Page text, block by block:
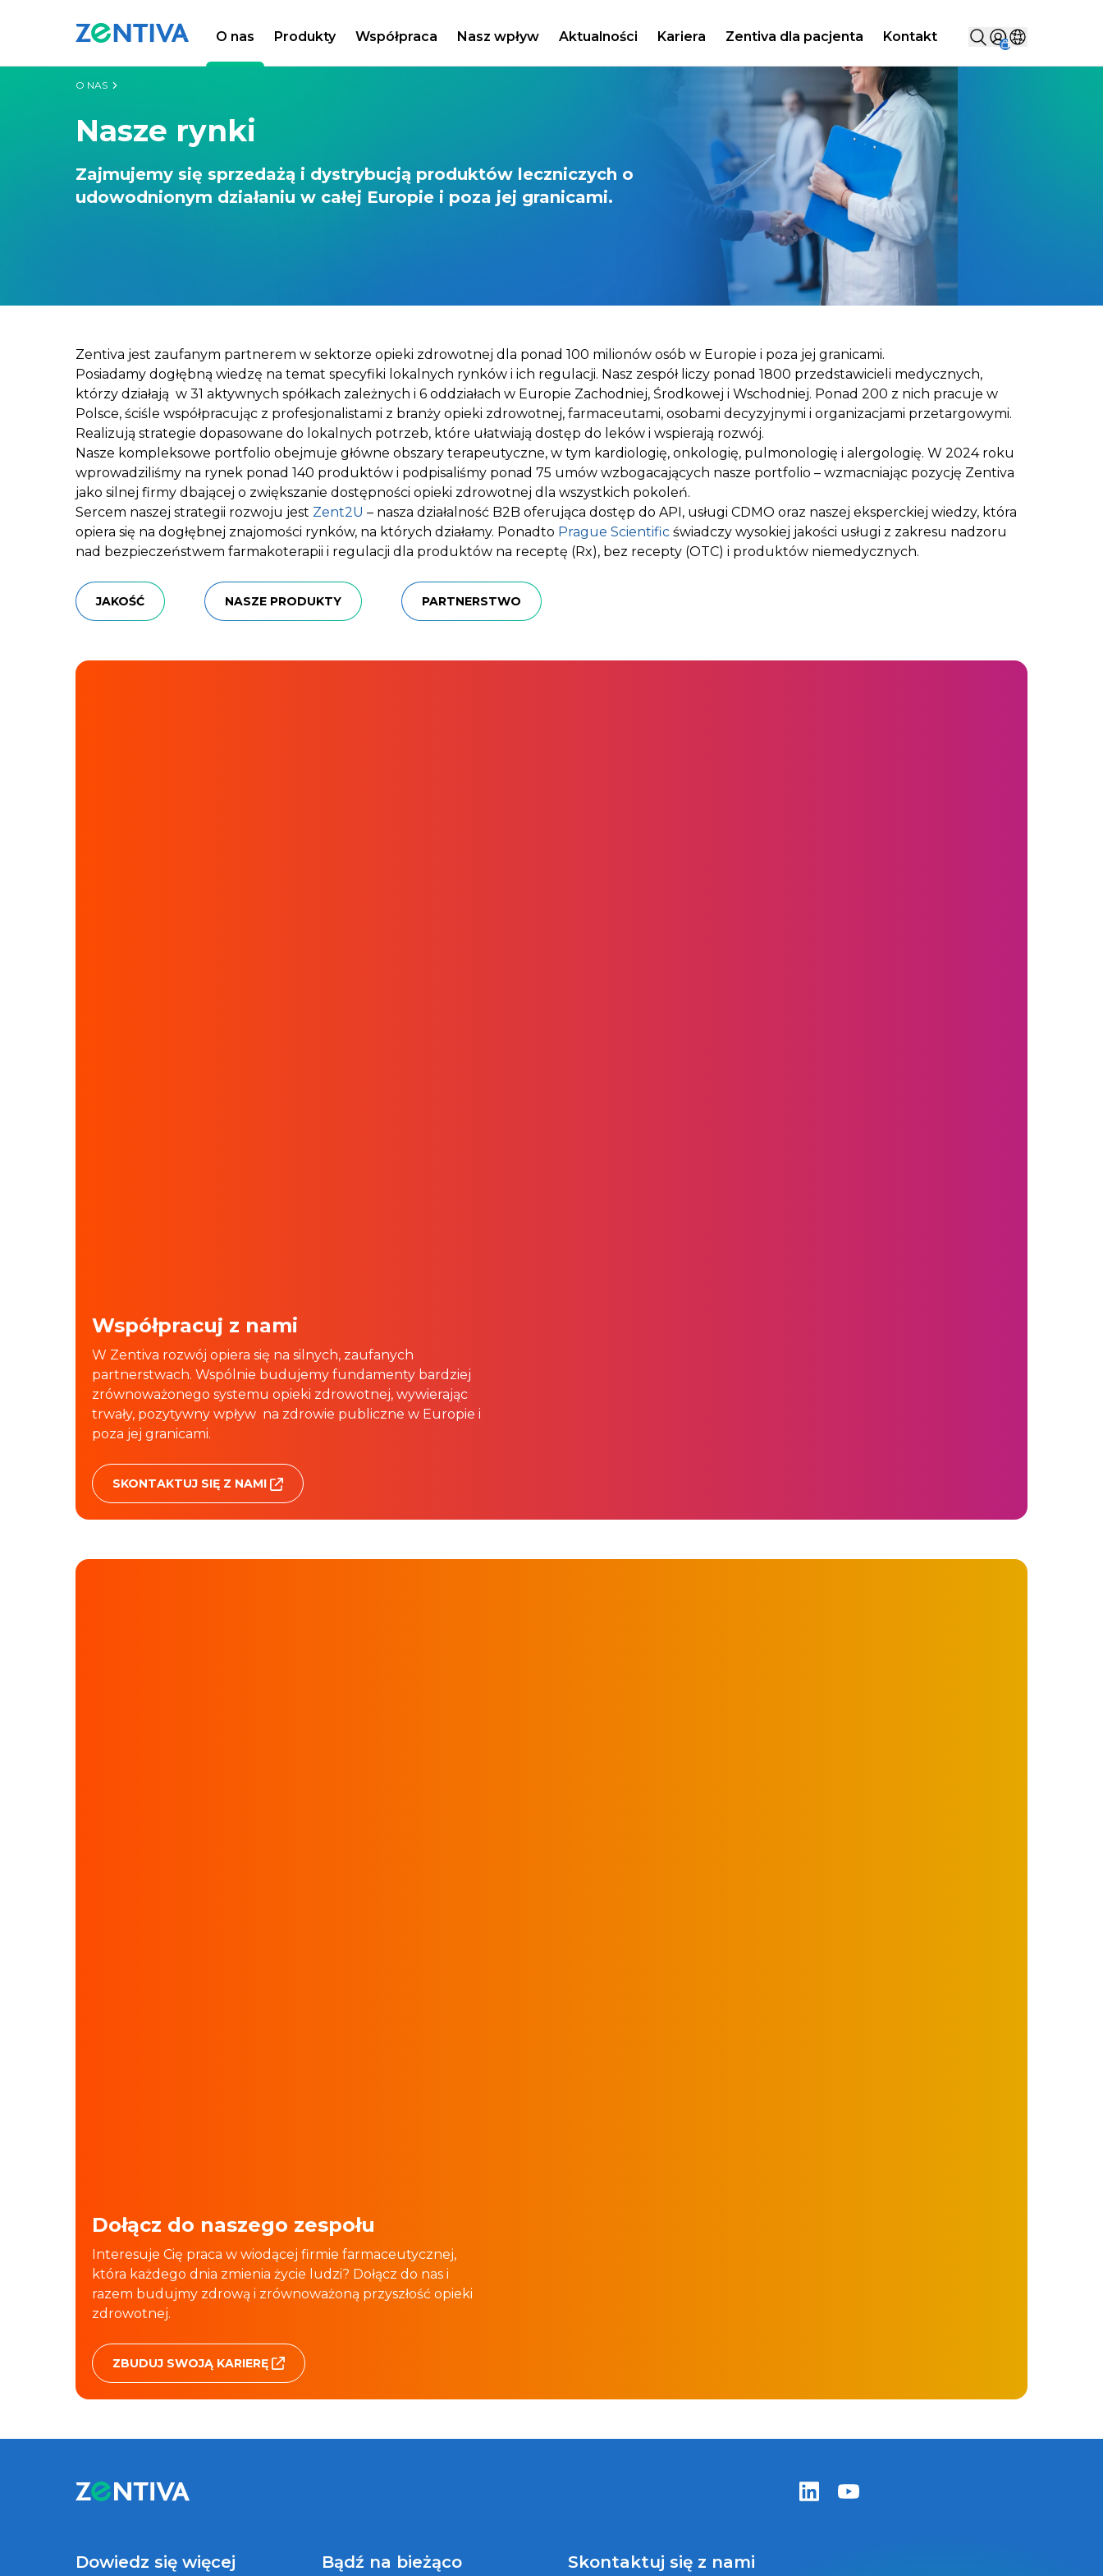
O nas Produkty Współpraca Nasz wpływ Aktualności Kariera Zentiva dla pacjenta Kontakt Szukaj...
Sign inWybierz kraj
O NAS
Nasze rynki
Zajmujemy się sprzedażą i dystrybucją produktów leczniczych o
udowodnionym działaniu w całej Europie i poza jej granicami.
Zentiva jest zaufanym partnerem w sektorze opieki zdrowotnej dla ponad 100 milionów osób w Europie i poza jej granicami.
Posiadamy dogłębną wiedzę na temat specyfiki lokalnych rynków i ich regulacji. Nasz zespół liczy ponad 1800 przedstawicieli medycznych,
którzy działają w 31 aktywnych spółkach zależnych i 6 oddziałach w Europie Zachodniej, Środkowej i Wschodniej. Ponad 200 z nich pracuje w
Polsce, ściśle współpracując z profesjonalistami z branży opieki zdrowotnej, farmaceutami, osobami decyzyjnymi i organizacjami przetargowymi.
Realizują strategie dopasowane do lokalnych potrzeb, które ułatwiają dostęp do leków i wspierają rozwój.
Nasze kompleksowe portfolio obejmuje główne obszary terapeutyczne, w tym kardiologię, onkologię, pulmonologię i alergologię. W 2024 roku
wprowadziliśmy na rynek ponad 140 produktów i podpisaliśmy ponad 75 umów wzbogacających nasze portfolio – wzmacniając pozycję Zentiva
jako silnej firmy dbającej o zwiększanie dostępności opieki zdrowotnej dla wszystkich pokoleń.
Sercem naszej strategii rozwoju jest Zent2U – nasza działalność B2B oferująca dostęp do API, usługi CDMO oraz naszej eksperckiej wiedzy, która
opiera się na dogłębnej znajomości rynków, na których działamy. Ponadto Prague Scientific świadczy wysokiej jakości usługi z zakresu nadzoru
nad bezpieczeństwem farmakoterapii i regulacji dla produktów na receptę (Rx), bez recepty (OTC) i produktów niemedycznych.
JAKOŚĆ NASZE PRODUKTY PARTNERSTWO
Współpracuj z nami
W Zentiva rozwój opiera się na silnych, zaufanych
partnerstwach. Wspólnie budujemy fundamenty bardziej
zrównoważonego systemu opieki zdrowotnej, wywierając
trwały, pozytywny wpływ na zdrowie publiczne w Europie i
poza jej granicami.
SKONTAKTUJ SIĘ Z NAMI
Dołącz do naszego zespołu
Interesuje Cię praca w wiodącej firmie farmaceutycznej,
która każdego dnia zmienia życie ludzi? Dołącz do nas i
razem budujmy zdrową i zrównoważoną przyszłość opieki
zdrowotnej.
ZBUDUJ SWOJĄ KARIERĘ
Zentiva LinkedIn
Zentiva YouTube
Dowiedz się więcej Bądź na bieżąco Skontaktuj się z nami